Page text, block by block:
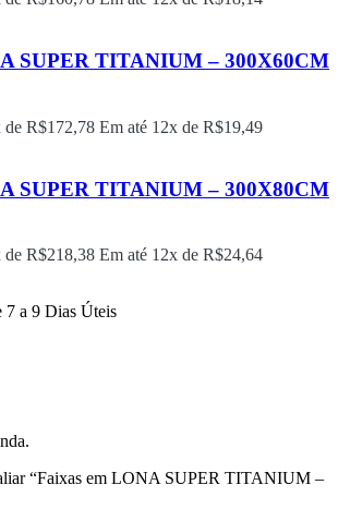
SUPER TITANIUM – 300X60CM
de R$172,78 Em até 12x de R$19,49
SUPER TITANIUM – 300X80CM
de R$218,38 Em até 12x de R$24,64
7 a 9 Dias Úteis
“Faixas em LONA SUPER TITANIUM –